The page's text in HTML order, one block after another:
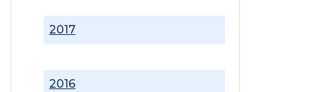
2016
2017